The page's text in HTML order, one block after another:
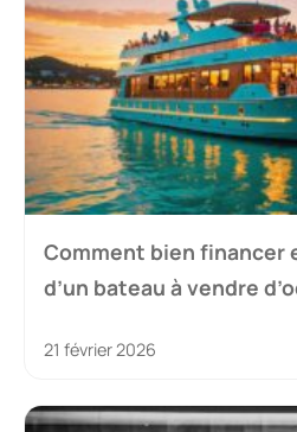
Comment bien financer
d’un bateau à vendre
21 février 2026